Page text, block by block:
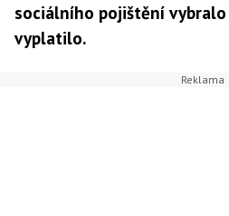
sociálního pojištění vybralo
vyplatilo.